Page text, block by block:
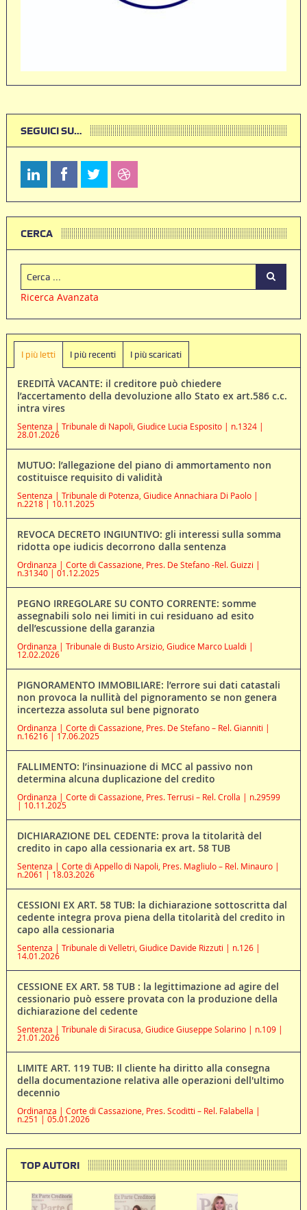
SEGUICI SU…
CERCA
Ricerca Avanzata
I più letti I più recenti I più scaricati
EREDITÀ VACANTE: il creditore può chiedere
l’accertamento della devoluzione allo Stato ex art.586 c.c.
intra vires
Sentenza | Tribunale di Napoli, Giudice Lucia Esposito | n.1324 |
28.01.2026
MUTUO: l’allegazione del piano di ammortamento non
costituisce requisito di validità
Sentenza | Tribunale di Potenza, Giudice Annachiara Di Paolo |
n.2218 | 10.11.2025
REVOCA DECRETO INGIUNTIVO: gli interessi sulla somma
ridotta ope iudicis decorrono dalla sentenza
Ordinanza | Corte di Cassazione, Pres. De Stefano -Rel. Guizzi |
n.31340 | 01.12.2025
PEGNO IRREGOLARE SU CONTO CORRENTE: somme
assegnabili solo nei limiti in cui residuano ad esito
dell’escussione della garanzia
Ordinanza | Tribunale di Busto Arsizio, Giudice Marco Lualdi |
12.02.2026
PIGNORAMENTO IMMOBILIARE: l’errore sui dati catastali
non provoca la nullità del pignoramento se non genera
incertezza assoluta sul bene pignorato
Ordinanza | Corte di Cassazione, Pres. De Stefano – Rel. Gianniti |
n.16216 | 17.06.2025
FALLIMENTO: l’insinuazione di MCC al passivo non
determina alcuna duplicazione del credito
Ordinanza | Corte di Cassazione, Pres. Terrusi – Rel. Crolla | n.29599
| 10.11.2025
DICHIARAZIONE DEL CEDENTE: prova la titolarità del
credito in capo alla cessionaria ex art. 58 TUB
Sentenza | Corte di Appello di Napoli, Pres. Magliulo – Rel. Minauro |
n.2061 | 18.03.2026
CESSIONI EX ART. 58 TUB: la dichiarazione sottoscritta dal
cedente integra prova piena della titolarità del credito in
capo alla cessionaria
Sentenza | Tribunale di Velletri, Giudice Davide Rizzuti | n.126 |
14.01.2026
CESSIONE EX ART. 58 TUB : la legittimazione ad agire del
cessionario può essere provata con la produzione della
dichiarazione del cedente
Sentenza | Tribunale di Siracusa, Giudice Giuseppe Solarino | n.109 |
21.01.2026
LIMITE ART. 119 TUB: Il cliente ha diritto alla consegna
della documentazione relativa alle operazioni dell'ultimo
decennio
Ordinanza | Corte di Cassazione, Pres. Scoditti – Rel. Falabella |
n.251 | 05.01.2026
TOP AUTORI